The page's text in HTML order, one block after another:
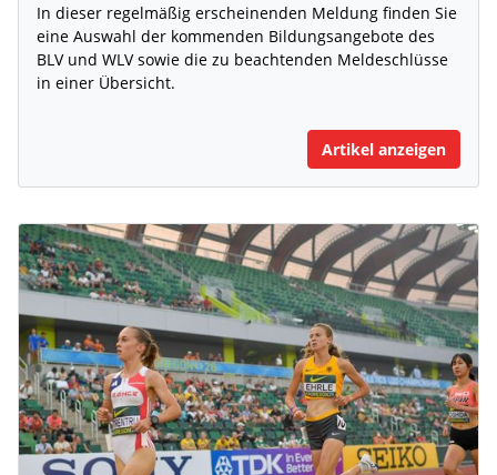
In dieser regelmäßig erscheinenden Meldung finden Sie
eine Auswahl der kommenden Bildungsangebote des
BLV und WLV sowie die zu beachtenden Meldeschlüsse
in einer Übersicht.
Artikel anzeigen